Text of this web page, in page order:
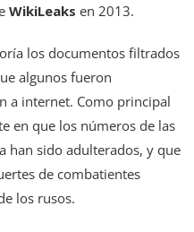
WikiLeaks en 2013.
los documentos filtrados
algunos fueron
a internet. Como principal
en que los números de las
han sido adulterados, y que
de combatientes
los rusos.